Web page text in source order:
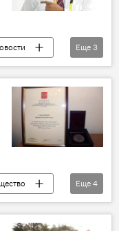
Еще 3
Россия
Еще 4